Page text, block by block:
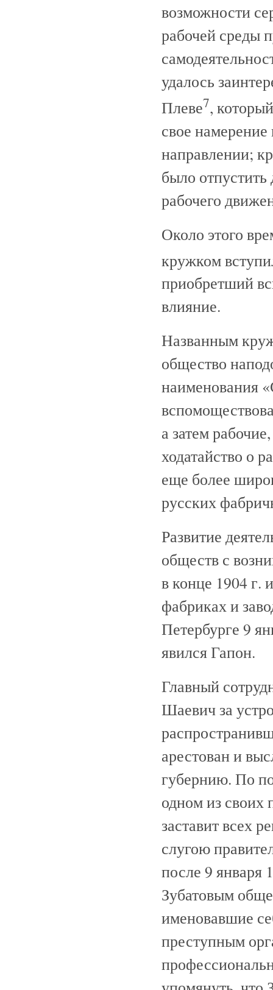
возможности
рабочей среды
удалось
Плеве7,
свое
направлении;
было
рабочего
Около этого
кружком
приобретший
влияние.
Названным
общество
наименования
а затем
ходатайство о
еще более
русских
Развитие
обществ с
в конце 1904 г.
фабриках и
Петербурге 9
явился Гапон.
Главный
Шаевич за
арестован и
губернию. По
одном из
заставит всех
слугою
после 9 января
Зубатовым
именовавшие
преступным